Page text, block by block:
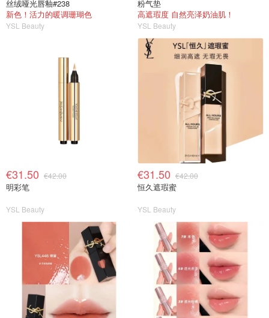
丝绒哑光唇釉#238
新色！活力的暖调珊瑚色
YSL Beauty
粉气垫
高遮瑕度 自然亮泽奶油肌！
YSL Beauty
€31.50 €42.00
明彩笔
YSL Beauty
€31.50 €42.00
恒久遮瑕蜜
YSL Beauty